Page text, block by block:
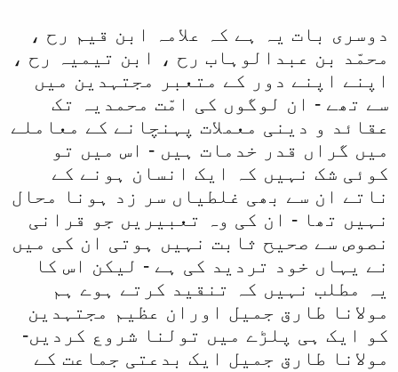
دوسری بات یہ ہے کہ علامہ ابن قیم رح ،
محمّد بن عبدالوہاب رح ، ابن تیمیہ رح ،
اپنے اپنے دور کے متعبر مجتہدین میں
سے تھے - ان لوگوں کی امّت محمدیہ تک
عقائد و دینی معملات پہنچانے کے معاملے
میں گراں قدر خدمات ہیں - اس میں تو
کوئی شک نہیں کہ ایک انسان ہونے کے
ناتے ان سے بھی غلطیاں سر زد ہونا محال
نہیں تھا - ان کی وہ تعبیریں جو قرانی
نصوص سے صحیح ثابت نہیں ہوتی ان کی میں
نے یہاں خود تردید کی ہے - لیکن اس کا
یہ مطلب نہیں کہ تنقید کرتے ہوے ہم
مولانا طارق جمیل اوران عظیم مجتہدین
کو ایک ہی پلڑے میں تولنا شروع کردیں-
مولانا طارق جمیل ایک بدعتی جماعت کے